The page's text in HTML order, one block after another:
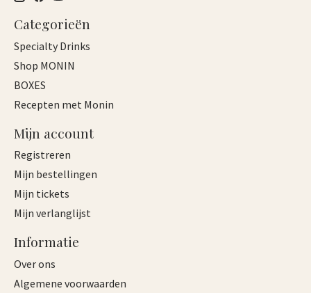
Categorieën
Specialty Drinks
Shop MONIN
BOXES
Recepten met Monin
Mijn account
Registreren
Mijn bestellingen
Mijn tickets
Mijn verlanglijst
Informatie
Over ons
Algemene voorwaarden